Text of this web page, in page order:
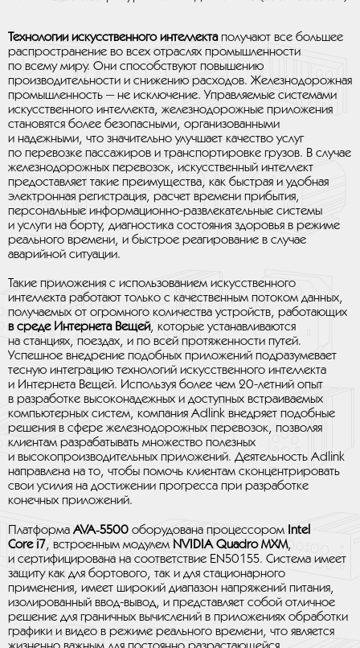
Технологии искусственного интеллектаполучают все большее
распространение во всех отраслях промышленности
по всему миру. Они способствуют повышению
производительности и снижению расходов. Железнодорожная
промышленность — не исключение. Управляемые системами
искусственного интеллекта, железнодорожные приложения
становятся более безопасными, организованными
и надежными, что значительно улучшает качество услуг
по перевозке пассажиров и транспортировке грузов. В случае
железнодорожных перевозок, искусственный интеллект
предоставляет такие преимущества, как быстрая и удобная
электронная регистрация, расчет времени прибытия,
персональные информационно-развлекательные системы
и услуги на борту, диагностика состояния здоровья в режиме
реального времени, и быстрое реагирование в случае
аварийной ситуации.
Такие приложения с использованием искусственного
интеллекта работают только с качественным потоком данных,
получаемых от огромного количества устройств, работающих
в среде Интернета Вещей, которые устанавливаются
на станциях, поездах, и по всей протяженности путей.
Успешное внедрение подобных приложений подразумевает
тесную интеграцию технологий искусственного интеллекта
и Интернета Вещей. Используя более чем 20-летний опыт
в разработке высоконадежных и доступных встраиваемых
компьютерных систем, компания Adlink внедряет подобные
решения в сфере железнодорожных перевозок, позволяя
клиентам разрабатывать множество полезных
и высокопроизводительных приложений. Деятельность Adlink
направлена на то, чтобы помочь клиентам сконцентрировать
свои усилия на достижении прогресса при разработке
конечных приложений.
ПлатформаAVA‑5500 оборудована процессором Intel
Core i7 , встроенным модулем NVIDIA Quadro MXM,
и сертифицирована на соответствие EN50155. Система имеет
защиту как для бортового, так и для стационарного
применения, имеет широкий диапазон напряжений питания,
изолированный ввод-вывод, и представляет собой отличное
решение для граничных вычислений в приложениях обработки
графики и видео в режиме реального времени, что является